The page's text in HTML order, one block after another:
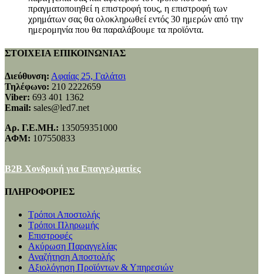
πραγματοποιηθεί η επιστροφή τους, η επιστροφή των
χρημάτων σας θα ολοκληρωθεί εντός 30 ημερών από την
ημερομηνία που θα παραλάβουμε τα προϊόντα.
ΣΤΟΙΧΕΙΑ ΕΠΙΚΟΙΝΩΝΙΑΣ
Διεύθυνση: Αφαίας 25, Γαλάτσι
Τηλέφωνο: 210 2222659
Viber: 693 401 1362
Email: sales@led7.net
Αρ. Γ.Ε.ΜΗ.: 135059351000
ΑΦΜ: 107550833
B2B Χονδρική για Επαγγελματίες
ΠΛΗΡΟΦΟΡΙΕΣ
Τρόποι Αποστολής
Τρόποι Πληρωμής
Επιστροφές
Ακύρωση Παραγγελίας
Αναζήτηση Αποστολής
Αξιολόγηση Προϊόντων & Υπηρεσιών